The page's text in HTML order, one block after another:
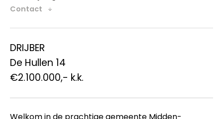
Contact
DRIJBER
De Hullen 14
€2.100.000,- k.k.